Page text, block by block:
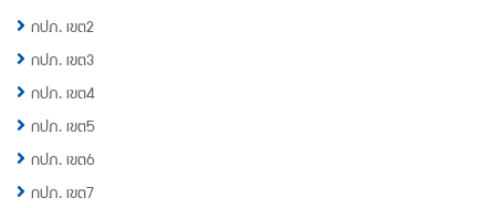
กปภ. เขต2
กปภ. เขต3
กปภ. เขต4
กปภ. เขต5
กปภ. เขต6
กปภ. เขต7